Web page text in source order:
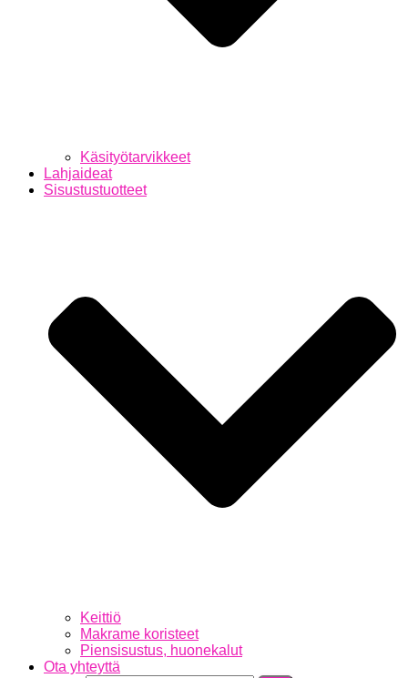
Käsityötarvikkeet
Lahjaideat
Sisustustuotteet
Keittiö
Makrame koristeet
Piensisustus, huonekalut
Ota yhteyttä